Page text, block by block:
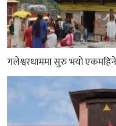
गलेश्वरधाममा सुरु भयो एकमहिने